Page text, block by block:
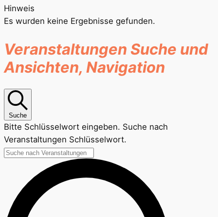
Hinweis
Es wurden keine Ergebnisse gefunden.
Veranstaltungen Suche und
Ansichten, Navigation
Suche
Bitte Schlüsselwort eingeben. Suche nach
Veranstaltungen Schlüsselwort.